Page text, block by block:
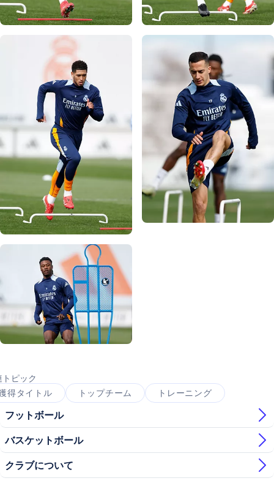
トピック
得タイトル
トップチーム トレーニング
フットボール
バスケットボール
クラブについて